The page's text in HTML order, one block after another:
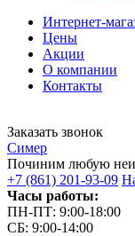
Интернет-
Цены
Акции
О компании
Контакты
Заказать звонок
Симер
Починим любую
+7 (861) 201-93-09
Часы работы:
ПН-ПТ: 9:00-18:00
СБ: 9:00-14:00